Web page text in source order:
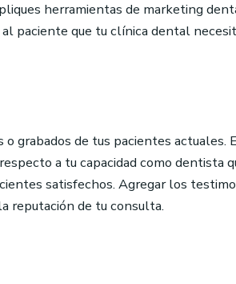
herramientas de marketing
paciente que tu clínica dental
grabados de tus pacientes actuales.
a tu capacidad como dentista
satisfechos. Agregar los
reputación de tu consulta.